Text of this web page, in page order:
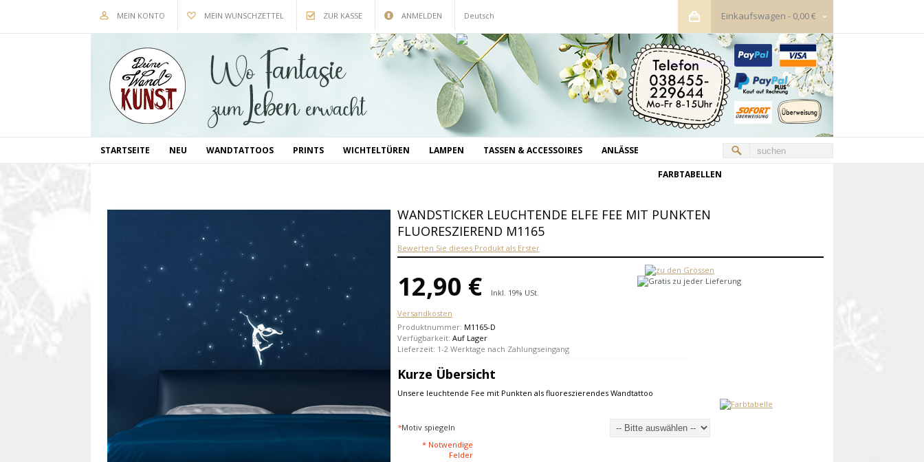
MEIN KONTO MEIN WUNSCHZETTEL ZUR KASSE ANMELDEN Deutsch Einkaufswagen - 0,00 €
STARTSEITE NEU WANDTATTOOS PRINTS WICHTELTÜREN LAMPEN TASSEN & ACCESSOIRES ANLÄSSE
FARBTABELLEN
WANDSTICKER LEUCHTENDE ELFE FEE MIT PUNKTEN
FLUORESZIEREND M1165
Bewerten Sie dieses Produkt als Erster
12,90 €
Inkl. 19% USt.
Versandkosten
Produktnummer: M1165-D
Verfügbarkeit: Auf Lager
Lieferzeit: 1-2 Werktage nach Zahlungseingang
Kurze Übersicht
Unsere leuchtende Fee mit Punkten als fluoreszierendes Wandtattoo
*Motiv spiegeln
* Notwendige
Felder